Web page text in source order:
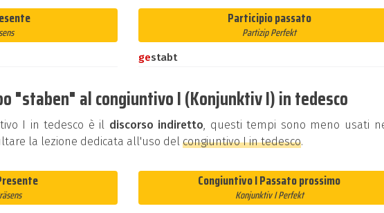
Participio passato
Partizip Perfekt
gestabt
"staben" al congiuntivo I (Konjunktiv I) in tedesco
I in tedesco è il discorso indiretto, questi tempi sono meno usati
la lezione dedicata all'uso del congiuntivo I in tedesco.
Congiuntivo I Passato prossimo
Konjunktiv I Perfekt